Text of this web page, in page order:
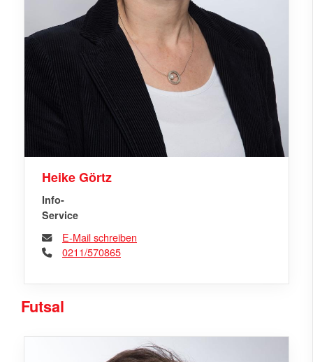
Heike Görtz
Info-
Service
E-Mail schreiben
0211/570865
Futsal